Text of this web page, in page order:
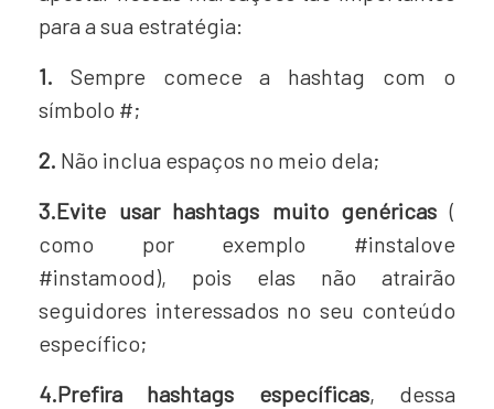
para a sua estratégia:
1. Sempre comece a hashtag com o
símbolo #;
2. Não inclua espaços no meio dela;
3.Evite usar hashtags muito genéricas (
como por exemplo #instalove
#instamood), pois elas não atrairão
seguidores interessados no seu conteúdo
específico;
4.Prefira hashtags específicas, dessa